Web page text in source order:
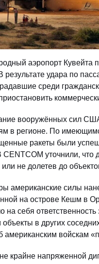
аэропорт Кувейта
результате удара по
среди
вооружённых сил
в регионе. По
ракеты были
уточнили, что
не долетев до
американские силы
на острове Кешм в
себя
в других
американским войскам
крайне напряженной